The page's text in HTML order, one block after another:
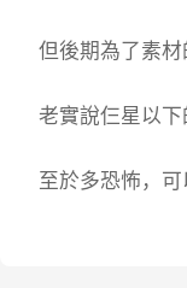
但後期為了素
老實說仨星以
至於多恐怖，